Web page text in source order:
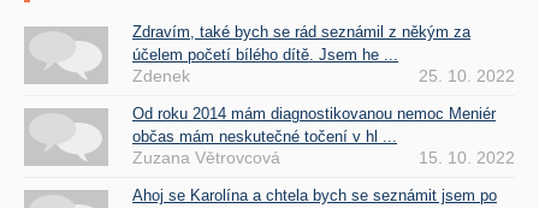
Zdravím, také bych se rád seznámil z někým za
účelem početí bílého dítě. Jsem he ...
Zdenek 25. 10. 2022
Od roku 2014 mám diagnostikovanou nemoc Meniér
občas mám neskutečné točení v hl ...
Zuzana Větrovcová 15. 10. 2022
Ahoj se Karolína a chtela bych se seznámit jsem po